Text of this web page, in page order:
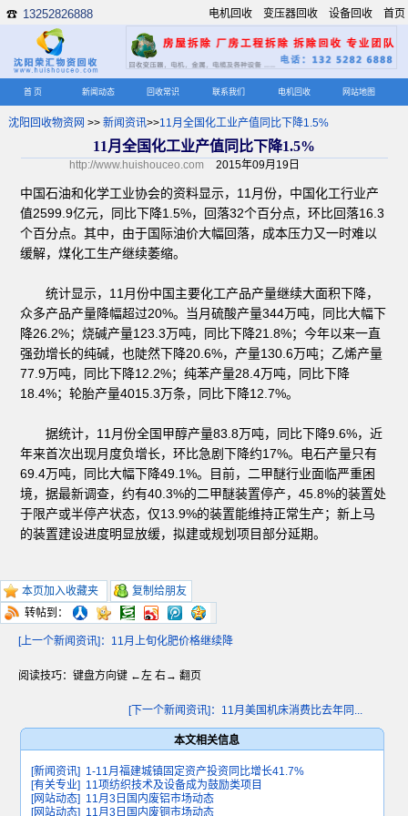
☎ 13252826888 首页
设备回收
变压器回收
电机回收
首 页 新闻动态 回收常识 联系我们 电机回收 网站地图
沈阳回收物资网 >> 新闻资讯>>11月全国化工业产值同比下降1.5%
11月全国化工业产值同比下降1.5%
http://www.huishouceo.com 2015年09月19日
中国石油和化学工业协会的资料显示，11月份，中国化工行业产
值2599.9亿元，同比下降1.5%，回落32个百分点，环比回落16.3
个百分点。其中，由于国际油价大幅回落，成本压力又一时难以
缓解，煤化工生产继续萎缩。
统计显示，11月份中国主要化工产品产量继续大面积下降，
众多产品产量降幅超过20%。当月硫酸产量344万吨，同比大幅下
降26.2%；烧碱产量123.3万吨，同比下降21.8%；今年以来一直
强劲增长的纯碱，也陡然下降20.6%，产量130.6万吨；乙烯产量
77.9万吨，同比下降12.2%；纯苯产量28.4万吨，同比下降
18.4%；轮胎产量4015.3万条，同比下降12.7%。
据统计，11月份全国甲醇产量83.8万吨，同比下降9.6%，近
年来首次出现月度负增长，环比急剧下降约17%。电石产量只有
69.4万吨，同比大幅下降49.1%。目前，二甲醚行业面临严重困
境，据最新调查，约有40.3%的二甲醚装置停产，45.8%的装置处
于限产或半停产状态，仅13.9%的装置能维持正常生产；新上马
的装置建设进度明显放缓，拟建或规划项目部分延期。
本页加入收藏夹
复制给朋友
转帖到：
[上一个新闻资讯]：11月上旬化肥价格继续降
阅读技巧：键盘方向键 ←左 右→ 翻页
[下一个新闻资讯]：11月美国机床消费比去年同...
本文相关信息
[新闻资讯] 1-11月福建城镇固定资产投资同比增长41.7%
[有关专业] 11项纺织技术及设备成为鼓励类项目
[网站动态] 11月3日国内废铝市场动态
[网站动态] 11月3日国内废铜市场动态